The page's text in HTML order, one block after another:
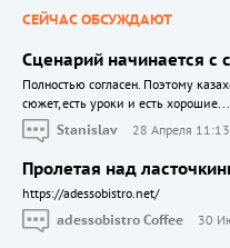
СЕЙЧАС ОБСУЖДАЮТ
Сценарий начинается с
Полностью согласен. Поэтому
сюжет, есть уроки и есть хорошие...
Stanislav
28 Апреля 11:13
Пролетая над
https://adessobistro.net/
adessobistro Coffee
30